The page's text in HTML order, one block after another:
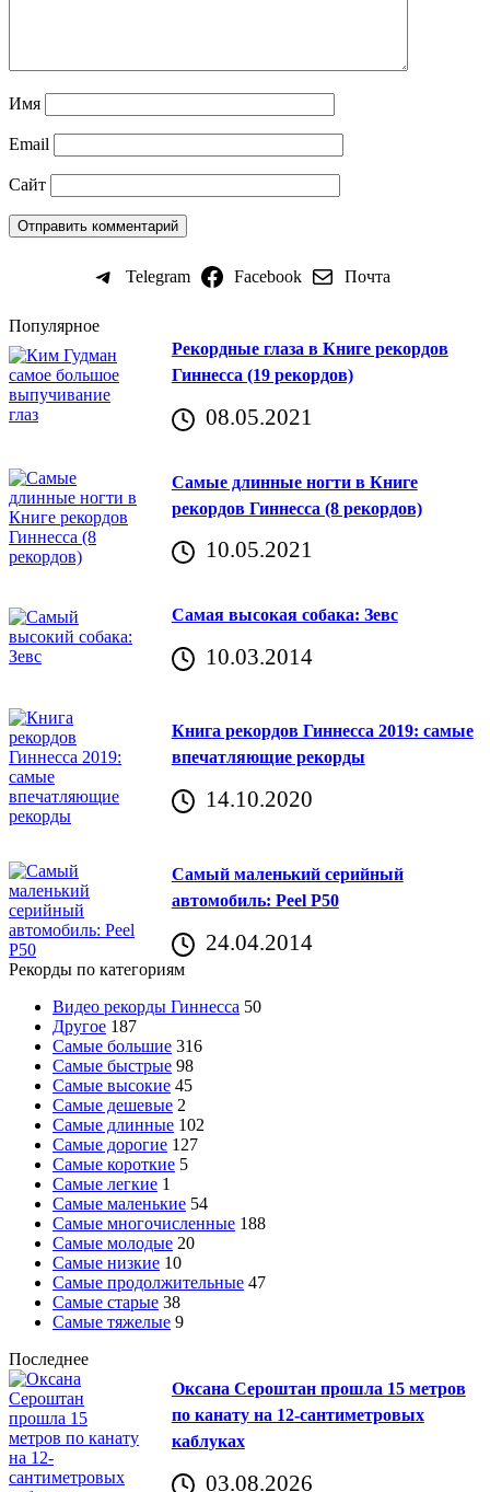
Имя
Email
Сайт
Telegram Facebook Почта
Популярное
Рекордные глаза в Книге рекордов
Гиннесса (19 рекордов)
08.05.2021
Самые длинные ногти в Книге
рекордов Гиннесса (8 рекордов)
10.05.2021
Самая высокая собака: Зевс
10.03.2014
Книга рекордов Гиннесса 2019: самые
впечатляющие рекорды
14.10.2020
Самый маленький серийный
автомобиль: Peel P50
24.04.2014
Рекорды по категориям
Видео рекорды Гиннесса 50
Другое 187
Самые большие 316
Самые быстрые 98
Самые высокие 45
Самые дешевые 2
Самые длинные 102
Самые дорогие 127
Самые короткие 5
Самые легкие 1
Самые маленькие 54
Самые многочисленные 188
Самые молодые 20
Самые низкие 10
Самые продолжительные 47
Самые старые 38
Самые тяжелые 9
Последнее
Оксана Сероштан прошла 15 метров
по канату на 12-сантиметровых
каблуках
03.08.2026